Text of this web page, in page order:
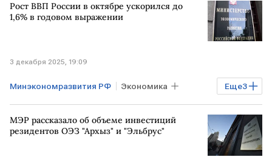
Владимир Путин
Рост ВВП России в октябре ускорился до
1,6% в годовом выражении
3 декабря 2025, 19:09
Еще3
Минэкономразвития РФ Экономика
РОССИЯ Мировая экономика
Владимир Путин
МЭР рассказало об объеме инвестиций
резидентов ОЭЗ "Архыз" и "Эльбрус"